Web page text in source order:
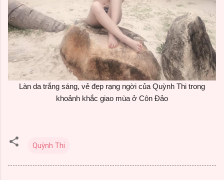
Làn da trắng sáng, vẻ đẹp rạng ngời của Quỳnh Thi trong
khoảnh khắc giao mùa ở Côn Đảo
Quỳnh Thi